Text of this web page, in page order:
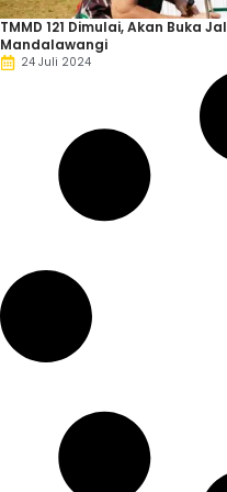
TMMD 121 Dimulai, Akan Buka
Mandalawangi
24 Juli 2024